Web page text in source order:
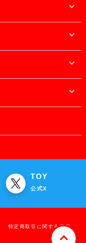
TOY
公式X
特定商取引に関する表示